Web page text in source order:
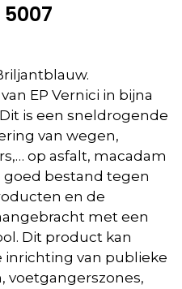
EP Vernici in bijna
is een sneldrogende
van wegen,
op asfalt, macadam
goed bestand tegen
en de
met een
Dit product kan
van publieke
voetgangerszones,